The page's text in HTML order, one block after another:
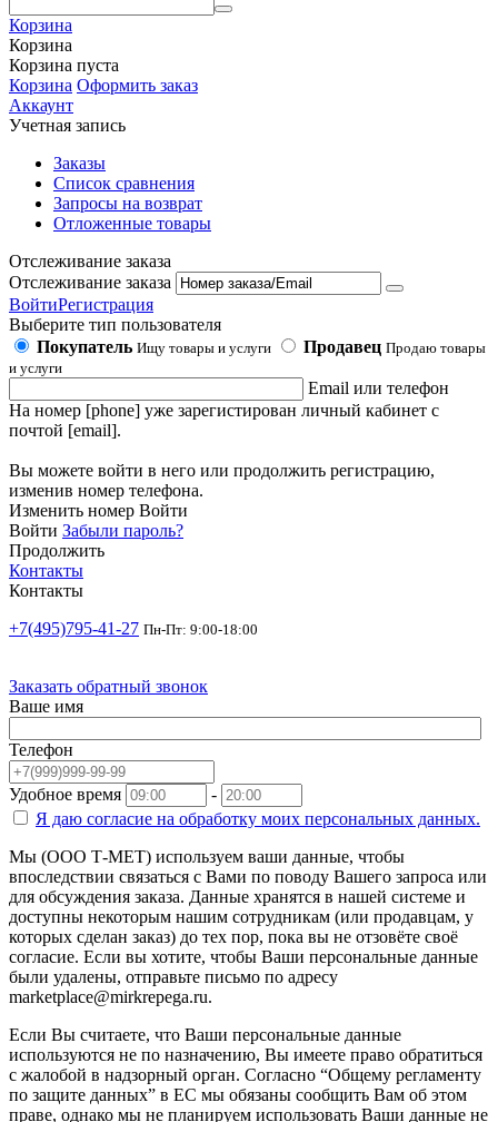
Корзина
Корзина
Корзина пуста
Корзина Оформить заказ
Аккаунт
Учетная запись
Заказы
Список сравнения
Запросы на возврат
Отложенные товары
Отслеживание заказа
Отслеживание заказа
ВойтиРегистрация
Выберите тип пользователя
Покупатель Ищу товары и услуги Продавец Продаю товары
и услуги
Email или телефон
На номер [phone] уже зарегистирован личный кабинет с
почтой [email].
Вы можете войти в него или продолжить регистрацию,
изменив номер телефона.
Изменить номер Войти
Войти Забыли пароль?
Продолжить
Контакты
Контакты
+7(495)795-41-27 Пн-Пт: 9:00-18:00
Заказать обратный звонок
Ваше имя
Телефон
Удобное время
-
Я даю согласие на обработку моих персональных данных.
Мы (ООО Т-МЕТ) используем ваши данные, чтобы
впоследствии связаться с Вами по поводу Вашего запроса или
для обсуждения заказа. Данные хранятся в нашей системе и
доступны некоторым нашим сотрудникам (или продавцам, у
которых сделан заказ) до тех пор, пока вы не отзовёте своё
согласие. Если вы хотите, чтобы Ваши персональные данные
были удалены, отправьте письмо по адресу
marketplace@mirkrepega.ru.
Если Вы считаете, что Ваши персональные данные
используются не по назначению, Вы имеете право обратиться
с жалобой в надзорный орган. Согласно “Общему регламенту
по защите данных” в ЕС мы обязаны сообщить Вам об этом
праве, однако мы не планируем использовать Ваши данные не